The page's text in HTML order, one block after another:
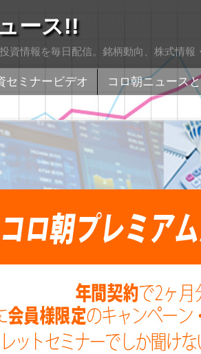
ース!!
資情報を毎日配信。銘柄動向、株式情
セミナービデオ
コロ朝ニュース